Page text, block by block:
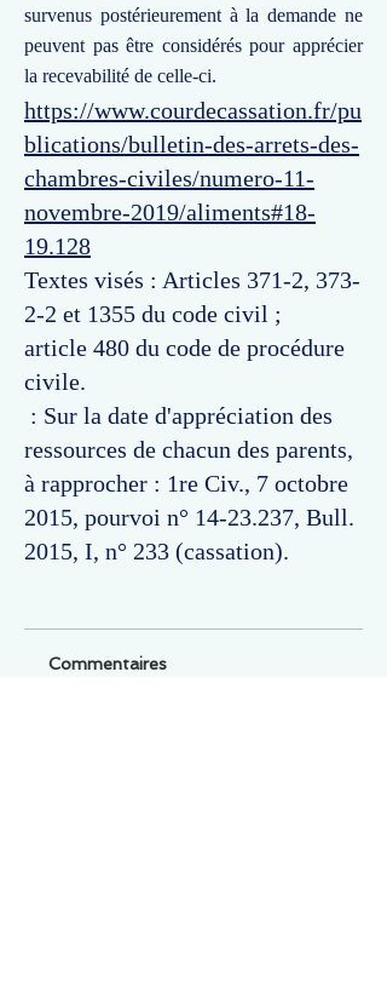
survenus postérieurement à la demande ne
peuvent pas être considérés pour apprécier
la recevabilité de celle-ci.
https://www.courdecassation.fr/pu
blications/bulletin-des-arrets-des-
chambres-civiles/numero-11-
novembre-2019/aliments#18-
19.128
Textes visés : Articles 371-2, 373-
2-2 et 1355 du code civil ;
article 480 du code de procédure
civile.
: Sur la date d'appréciation des
ressources de chacun des parents,
à rapprocher : 1re Civ., 7 octobre
2015, pourvoi n° 14-23.237, Bull.
2015, I, n° 233 (cassation).
Commentaires